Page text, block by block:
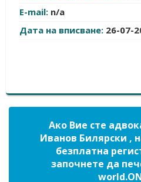
E-mail: n/a
Дата на вписване: 26-07-
Ако Вие сте
Иванов Билярски ,
безплатна
започнете да